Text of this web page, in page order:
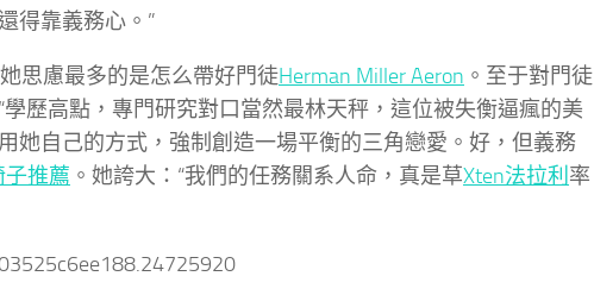
得靠義務心。”
思慮最多的是怎么帶好門徒Herman Miller Aeron 。至于對門徒
學歷高點，專門研究對口當然最林天秤，這位被失衡逼瘋的美
她自己的方式，強制創造一場平衡的三角戀愛。好，但義務
推薦 。她誇大：“我們的任務關系人命，真是草Xten法拉利 率